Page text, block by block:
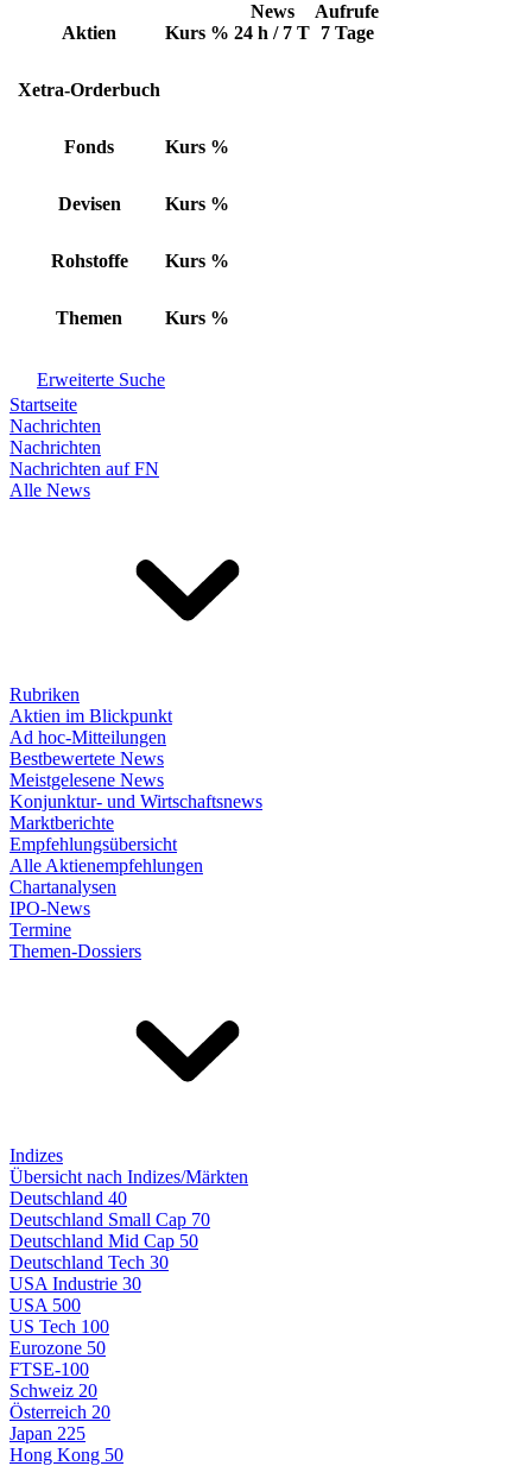
Aktien Kurs %
News
24 h / 7 T
Aufrufe
7 Tage
Xetra-Orderbuch
Fonds Kurs %
Devisen Kurs %
Rohstoffe Kurs %
Themen Kurs %
Erweiterte Suche
Startseite
Nachrichten
Nachrichten
Nachrichten auf FN
Alle News
Rubriken
Aktien im Blickpunkt
Ad hoc-Mitteilungen
Bestbewertete News
Meistgelesene News
Konjunktur- und Wirtschaftsnews
Marktberichte
Empfehlungsübersicht
Alle Aktienempfehlungen
Chartanalysen
IPO-News
Termine
Themen-Dossiers
Indizes
Übersicht nach Indizes/Märkten
Deutschland 40
Deutschland Small Cap 70
Deutschland Mid Cap 50
Deutschland Tech 30
USA Industrie 30
USA 500
US Tech 100
Eurozone 50
FTSE-100
Schweiz 20
Österreich 20
Japan 225
Hong Kong 50